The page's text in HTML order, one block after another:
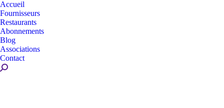
Accueil
Fournisseurs
Restaurants
Abonnements
Blog
Associations
Contact
Recherche